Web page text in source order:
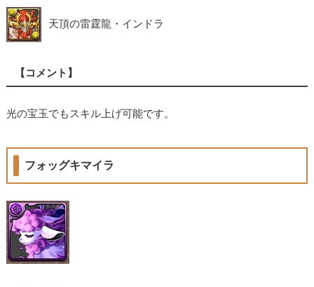
天頂の雷霆龍・インドラ
【コメント】
光の宝玉でもスキル上げ可能です。
フォッグキマイラ